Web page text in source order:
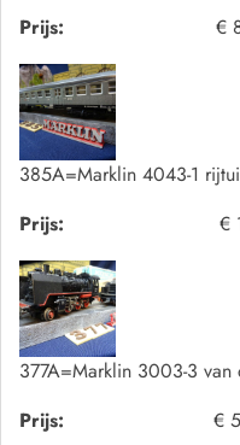
Prijs:
€
385A=Marklin 4043-1
Prijs:
€
377A=Marklin 3003-3 van
Prijs:
€